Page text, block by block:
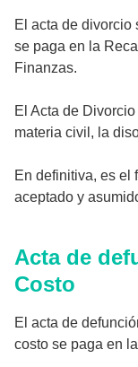
El acta de divorcio
se paga en la
Finanzas.
El Acta de
materia civil, la
En definitiva, es el
aceptado y
Acta de
Costo
El acta de
costo se paga en